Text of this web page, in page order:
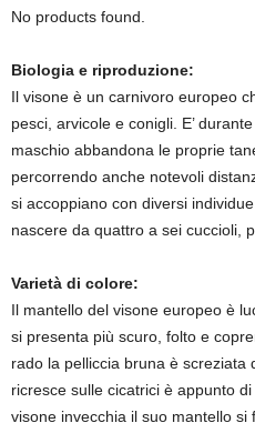
No products found.
Biologia e riproduzione:
Il visone è un carnivoro europeo
pesci, arvicole e conigli. E’
maschio abbandona le proprie
percorrendo anche notevoli
si accoppiano con diversi
nascere da quattro a sei cuccioli,
Varietà di colore:
Il mantello del visone europeo è
si presenta più scuro, folto e
rado la pelliccia bruna è screziata
ricresce sulle cicatrici è appunto
visone invecchia il suo mantello